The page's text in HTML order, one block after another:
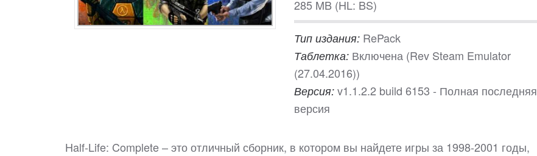
285 MB (HL: BS)
Тип издания: RePack
Таблетка: Включена (Rev Steam Emulator
(27.04.2016))
Версия: v1.1.2.2 build 6153 - Полная последняя
версия
Half-Life: Complete – это отличный сборник, в котором вы найдете игры за 1998-2001 годы,